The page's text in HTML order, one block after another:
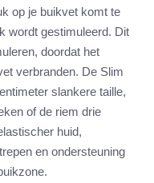
op je buikvet komt te
wordt gestimuleerd. Dit
doordat het
verbranden. De Slim
slankere taille,
of de riem drie
huid,
en ondersteuning